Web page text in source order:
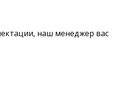
наш менеджер вас